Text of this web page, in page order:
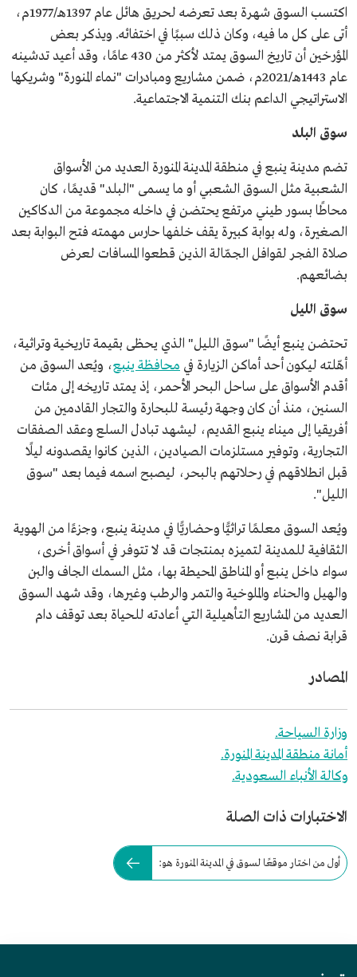
اكتسب السوق شهرة بعد تعرضه لحريق هائل عام 1397هـ/1977م،
أتى على كل ما فيه، وكان ذلك سببًا في اختفائه. ويذكر بعض
المؤرخين أن تاريخ السوق يمتد لأكثر من 430 عامًا، وقد أعيد تدشينه
عام 1443هـ/2021م، ضمن مشاريع ومبادرات "نماء المنورة" وشريكها
الاستراتيجي الداعم بنك التنمية الاجتماعية.
سوق البلد
تضم مدينة ينبع في منطقة المدينة المنورة العديد من الأسواق
الشعبية مثل السوق الشعبي أو ما يسمى "البلد" قديمًا، كان
محاطًا بسور طيني مرتفع يحتضن في داخله مجموعة من الدكاكين
الصغيرة، وله بوابة كبيرة يقف خلفها حارس مهمته فتح البوابة بعد
صلاة الفجر لقوافل الجمّالة الذين قطعوا المسافات لعرض
بضائعهم.
سوق الليل
تحتضن ينبع أيضًا "سوق الليل" الذي يحظى بقيمة تاريخية وتراثية،
أهّلته ليكون أحد أماكن الزيارة في محافظة ينبع، ويُعد السوق من
أقدم الأسواق على ساحل البحر الأحمر، إذ يمتد تاريخه إلى مئات
السنين، منذ أن كان وجهة رئيسة للبحارة والتجار القادمين من
أفريقيا إلى ميناء ينبع القديم، ليشهد تبادل السلع وعقد الصفقات
التجارية، وتوفير مستلزمات الصيادين، الذين كانوا يقصدونه ليلًا
قبل انطلاقهم في رحلاتهم بالبحر، ليصبح اسمه فيما بعد "سوق
الليل".
ويُعد السوق معلمًا تراثيًّا وحضاريًّا في مدينة ينبع، وجزءًا من الهوية
الثقافية للمدينة لتميزه بمنتجات قد لا تتوفر في أسواق أخرى،
سواء داخل ينبع أو المناطق المحيطة بها، مثل السمك الجاف والبن
والهيل والحناء والملوخية والتمر والرطب وغيرها، وقد شهد السوق
العديد من المشاريع التأهيلية التي أعادته للحياة بعد توقف دام
قرابة نصف قرن.
المصادر
وزارة السياحة.
أمانة منطقة المدينة المنورة.
وكالة الأنباء السعودية.
الاختبارات ذات الصلة
أول من اختار موقعًا لسوق في المدينة المنورة هو: